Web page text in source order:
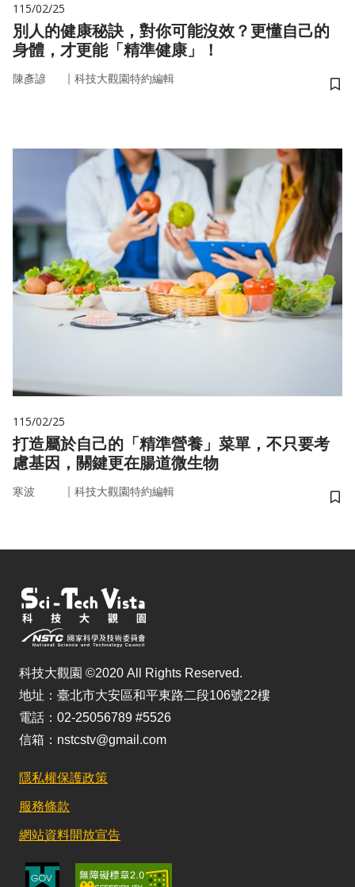
115/02/25
別人的健康秘訣，對你可能沒效？更懂自己的
身體，才更能「精準健康」！
陳彥諺 ｜ 科技大觀園特約編輯
儲
115/02/25
打造屬於自己的「精準營養」菜單，不只要考
慮基因，關鍵更在腸道微生物
寒波 ｜ 科技大觀園特約編輯
儲
科技大觀園 ©2020 All Rights Reserved.
地址：臺北市大安區和平東路二段106號22樓
電話：02-25056789 #5526
信箱：nstcstv@gmail.com
隱私權保護政策
服務條款
網站資料開放宣告